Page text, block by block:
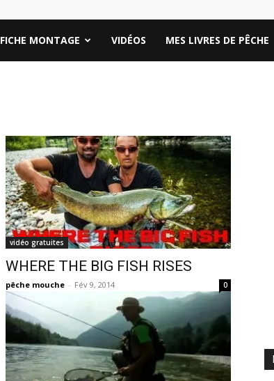
FICHE MONTAGE VIDÉOS MES LIVRES DE PÊCHE
vidéo gratuites
WHERE THE BIG FISH RISES
pêche mouche - Fév 9, 2014 0